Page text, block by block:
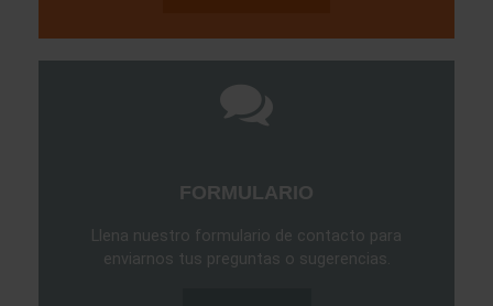
FORMULARIO
Llena nuestro formulario de contacto para
enviarnos tus preguntas o sugerencias.